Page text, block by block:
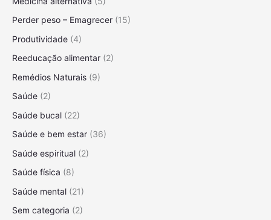
e
m
r
e
S
u
d
v
e
Perder peso – Emagrecer (15)
Produtividade (4)
Reeducação alimentar (2)
Remédios Naturais (9)
Saúde (2)
Saúde bucal (22)
Saúde e bem estar (36)
Saúde espiritual (2)
Saúde física (8)
Saúde mental (21)
Sem categoria (2)